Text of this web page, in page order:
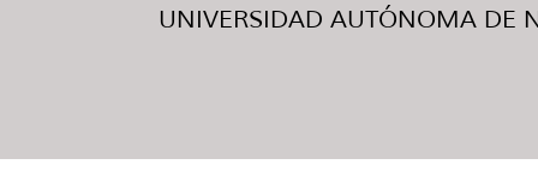
UNIVERSIDAD AUTÓNOMA DE